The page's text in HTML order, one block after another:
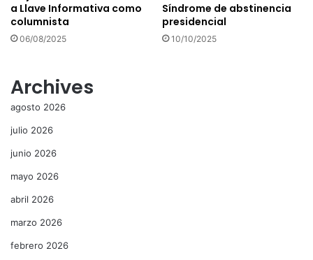
a Llave Informativa como
columnista
06/08/2025
Síndrome de abstinencia
presidencial
10/10/2025
Archives
agosto 2026
julio 2026
junio 2026
mayo 2026
abril 2026
marzo 2026
febrero 2026